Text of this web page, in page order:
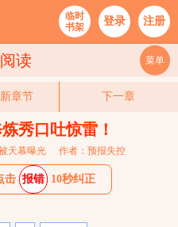
临时
书架
登录 注册
读 菜单
章节 下一章
秀口吐惊雷！
天幕曝光 作者：预报失控
击 报错 10秒纠正